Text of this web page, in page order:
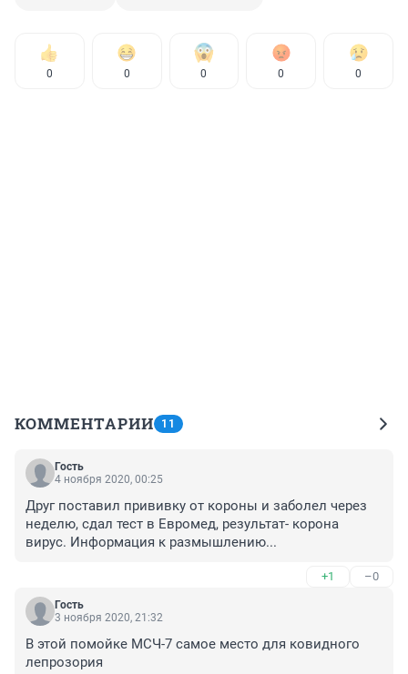
0 0 0 0 0
КОММЕНТАРИИ 11
Гость
4 ноября 2020, 00:25
Друг поставил прививку от короны и заболел через
неделю, сдал тест в Евромед, результат- корона
вирус. Информация к размышлению...
+1 –0
Гость
3 ноября 2020, 21:32
В этой помойке МСЧ-7 самое место для ковидного
лепрозория